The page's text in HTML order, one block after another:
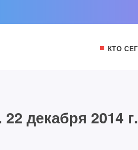
КТО
декабря 2014 г.